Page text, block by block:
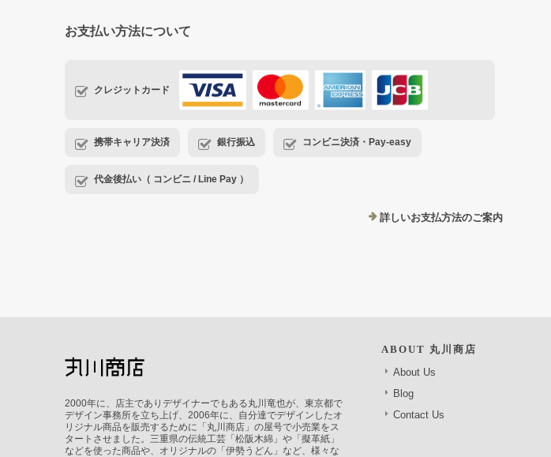
お支払い方法について
クレジットカード
携帯キャリア決済 銀行振込 コンビニ決済・Pay-easy
代金後払い（ コンビニ / Line Pay ）
詳しいお支払方法のご案内
2000年に、店主でありデザイナーでもある丸川竜也が、東京都で
デザイン事務所を立ち上げ、2006年に、自分達でデザインしたオ
リジナル商品を販売するために「丸川商店」の屋号で小売業をス
タートさせました。三重県の伝統工芸「松阪木綿」や「擬革紙」
などを使った商品や、オリジナルの「伊勢うどん」など、様々な
ABOUT 丸川商店
About Us
Blog
Contact Us